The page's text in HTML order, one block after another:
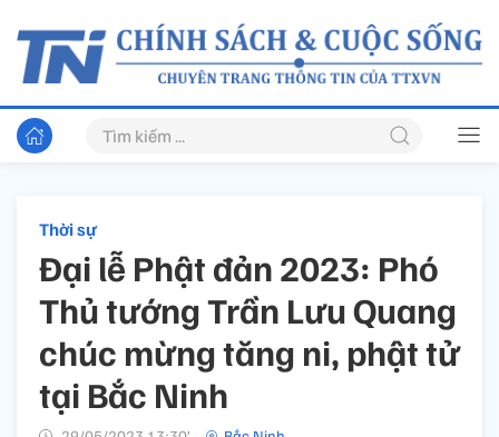
Thời sự
Đại lễ Phật đản 2023: Phó
Thủ tướng Trần Lưu Quang
chúc mừng tăng ni, phật tử
tại Bắc Ninh